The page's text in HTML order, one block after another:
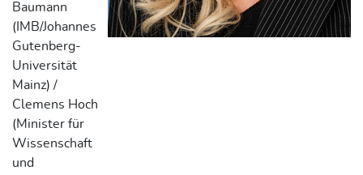
Baumann
(IMB/Johannes
Gutenberg-
Universität
Mainz) /
Clemens Hoch
(Minister für
Wissenschaft
und